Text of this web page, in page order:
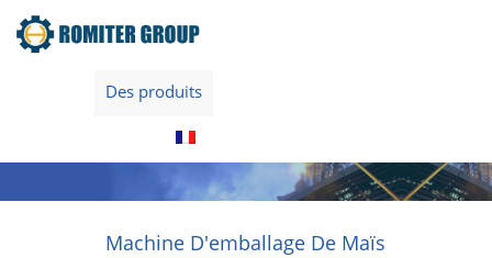
Des produits
Machine D'emballage De Maïs